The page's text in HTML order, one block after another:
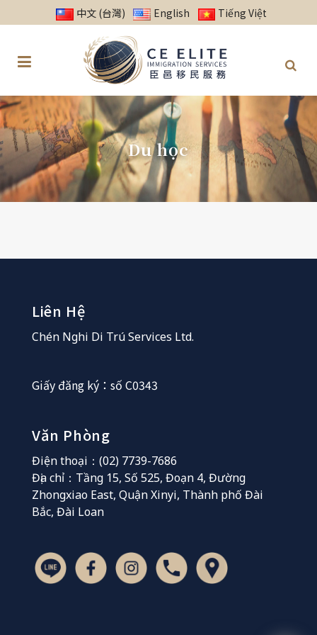
中文 (台灣) English Tiếng Việt
Du học
Liên Hệ
Chén Nghi Di Trú Services Ltd.
Giấy đăng ký：số C0343
Văn Phòng
Điện thoại：(02) 7739-7686
Địa chỉ：Tầng 15, Số 525, Đoạn 4, Đường
Zhongxiao East, Quận Xinyi, Thành phố Đài
Bắc, Đài Loan